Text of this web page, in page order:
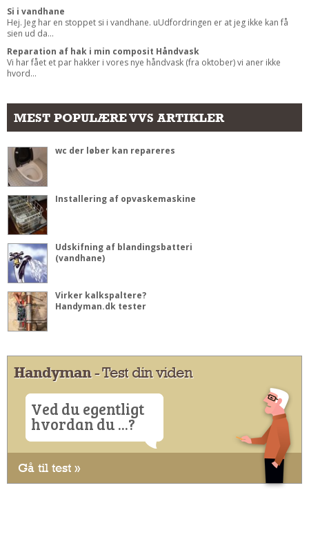
Si i vandhane
Hej. Jeg har en stoppet si i vandhane. uUdfordringen er at jeg ikke kan få
sien ud da...
Reparation af hak i min composit Håndvask
Vi har fået et par hakker i vores nye håndvask (fra oktober) vi aner ikke
hvord...
MEST POPULÆRE VVS ARTIKLER
wc der løber kan repareres
Installering af opvaskemaskine
Udskifning af blandingsbatteri
(vandhane)
Virker kalkspaltere?
Handyman.dk tester
Handyman- Test din viden
Ved du egentligt
hvordan du ...?
Gå til test »